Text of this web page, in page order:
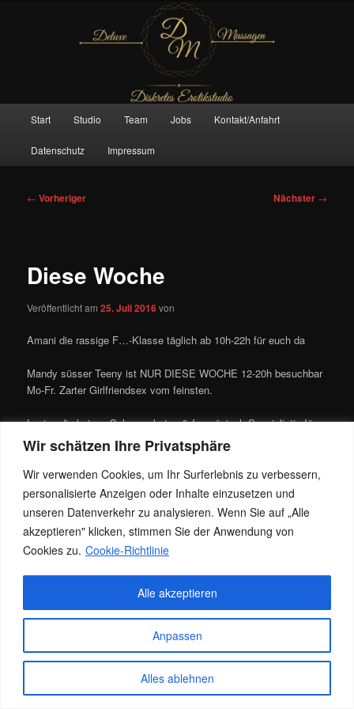
Wir schätzen Ihre Privatsphäre
Wir verwenden Cookies, um Ihr Surferlebnis zu verbessern,
personalisierte Anzeigen oder Inhalte einzusetzen und
unseren Datenverkehr zu analysieren. Wenn Sie auf „Alle
akzeptieren" klicken, stimmen Sie der Anwendung von
Cookies zu. Cookie-Richtlinie
Anpassen
Alles ablehnen
Alle akzeptieren
Deluxe Massagen And More
Start Studio Team Jobs Kontakt/Anfahrt
Datenschutz Impressum
Beitragsnavigation
← Vorheriger Nächster →
Diese Woche
Veröffentlicht am25. Juli 2016von
Amani die rassige F…-Klasse täglich ab 10h-22h für euch da
Mandy süsser Teeny ist NUR DIESE WOCHE 12-20h besuchbar
Mo-Fr. Zarter Girlfriendsex vom feinsten.
Louisa die heisse Schmusekatze & französisch Spezialistin für
B2B und mehr, erwartet euch täglich 10-22h.
Melissa Caprice Rubensengel ab Mittwoch besuchbar , am
besten mit Termin.
Dieser Eintrag wurde vonJackyunter